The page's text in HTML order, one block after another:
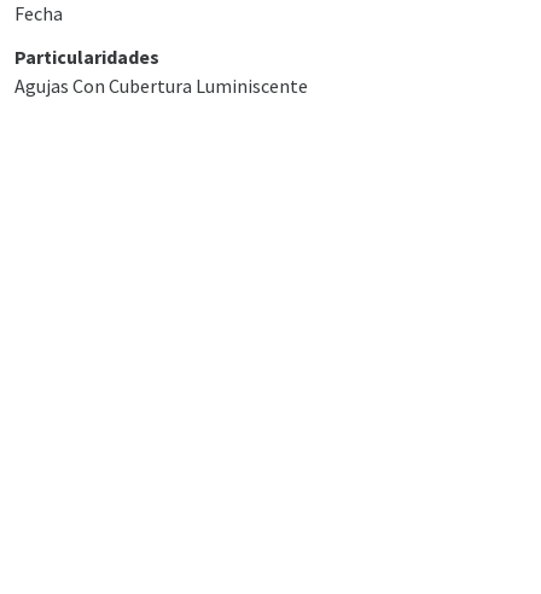
Fecha
Particularidades
Agujas Con Cubertura Luminiscente